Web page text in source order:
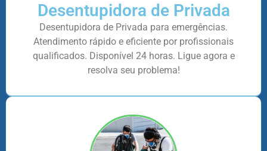
Desentupidora de Privada
Desentupidora de Privada para emergências.
Atendimento rápido e eficiente por profissionais
qualificados. Disponível 24 horas. Ligue agora e
resolva seu problema!